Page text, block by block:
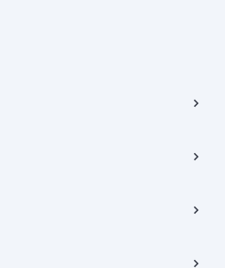
곡로 6(중학동, 트윈트리빌딩) B동 5층
동 율곡로 24, 7층, 8층 미소
책임은 거래당사자에게 있습니다.
Rights Reserved.